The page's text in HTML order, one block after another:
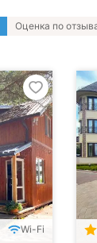
Оценка по
Wi-Fi